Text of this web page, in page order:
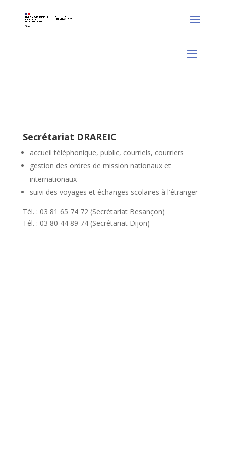
Secrétariat DRAREIC
accueil téléphonique, public, courriels, courriers
gestion des ordres de mission nationaux et
internationaux
suivi des voyages et échanges scolaires à l’étranger
Tél. : 03 81 65 74 72 (Secrétariat Besançon)
Tél. : 03 80 44 89 74 (Secrétariat Dijon)